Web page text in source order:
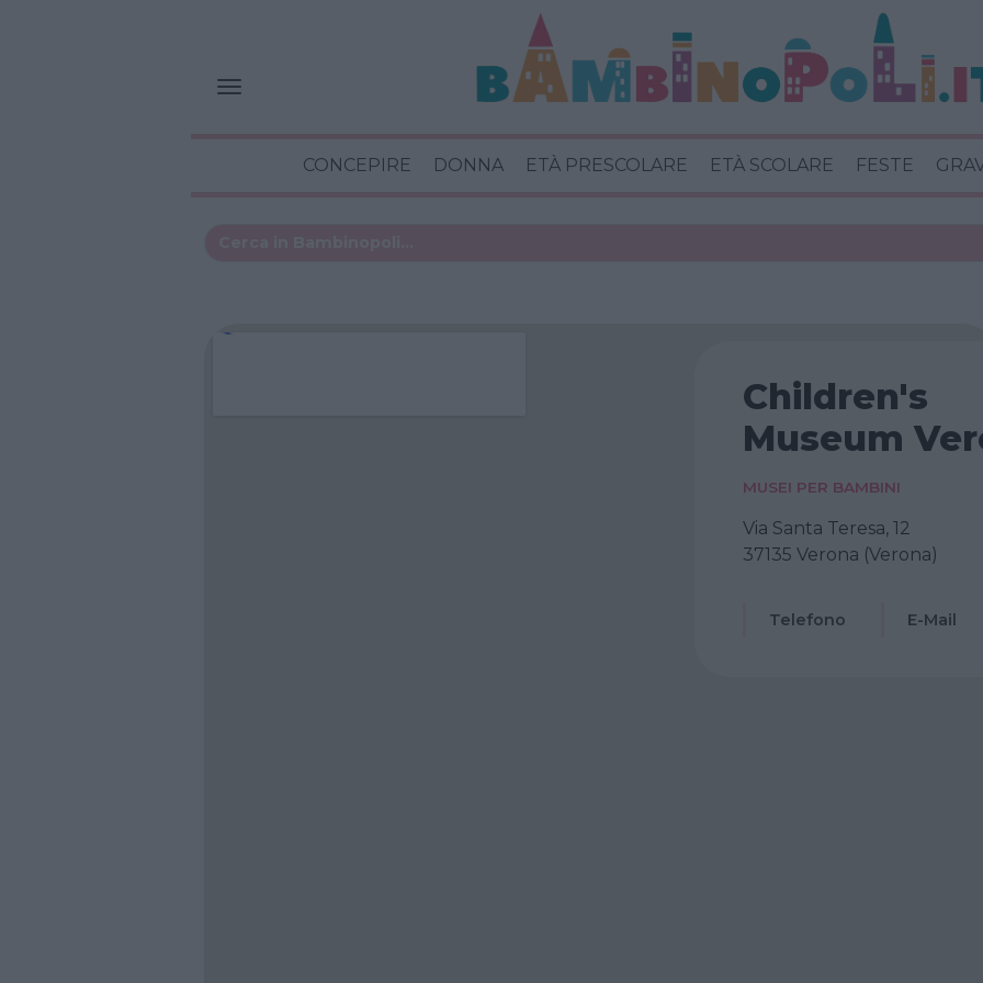
CONCEPIRE DONNA ETÀ PRESCOLARE ETÀ SCOLARE FESTE
Children's
Museum
MUSEI PER BAMBINI
Via Santa Teresa, 12
37135 Verona (Verona)
Telefono E-Mail